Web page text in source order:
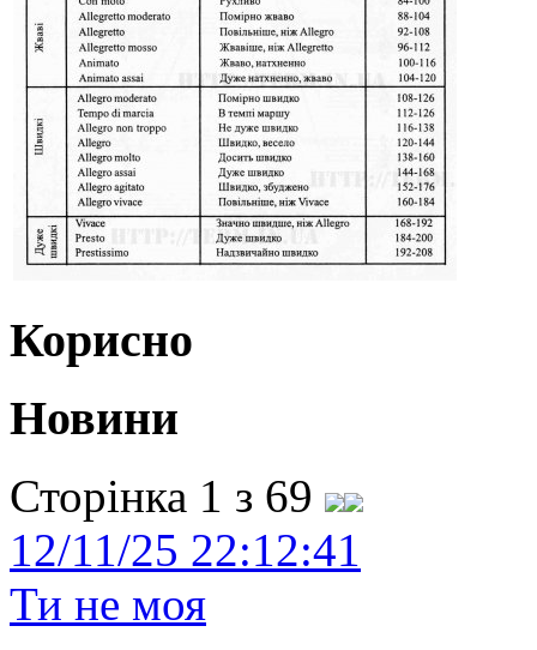
Корисно
Новини
Сторінка 1 з 69
12/11/25 22:12:41
Ти не моя